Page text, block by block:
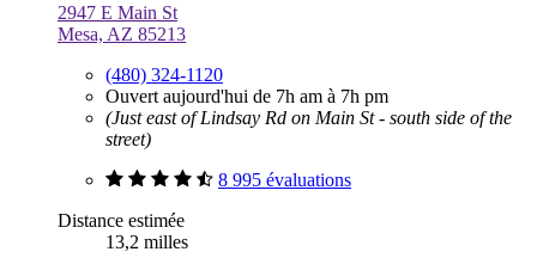
2947 E Main St
Mesa, AZ 85213
(480) 324-1120
Ouvert aujourd'hui de 7h am à 7h pm
(Just east of Lindsay Rd on Main St - south side of the
street)
8 995 évaluations
Distance estimée
13,2 milles